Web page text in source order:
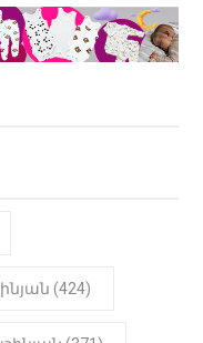
փոխարեն
երկու
Իշխան
22:01
է
(424)